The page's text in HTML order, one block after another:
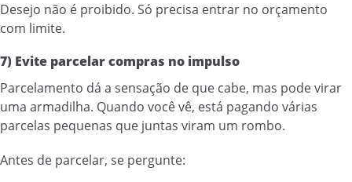
Desejo não é proibido. Só precisa entrar no orçamento
com limite.
7) Evite parcelar compras no impulso
Parcelamento dá a sensação de que cabe, mas pode virar
uma armadilha. Quando você vê, está pagando várias
parcelas pequenas que juntas viram um rombo.
Antes de parcelar, se pergunte: